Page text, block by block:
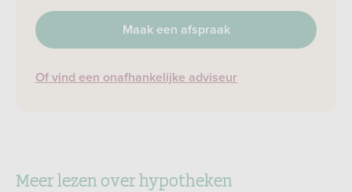
Maak een afspraak
Of vind een onafhankelijke adviseur
Meer lezen over hypotheken